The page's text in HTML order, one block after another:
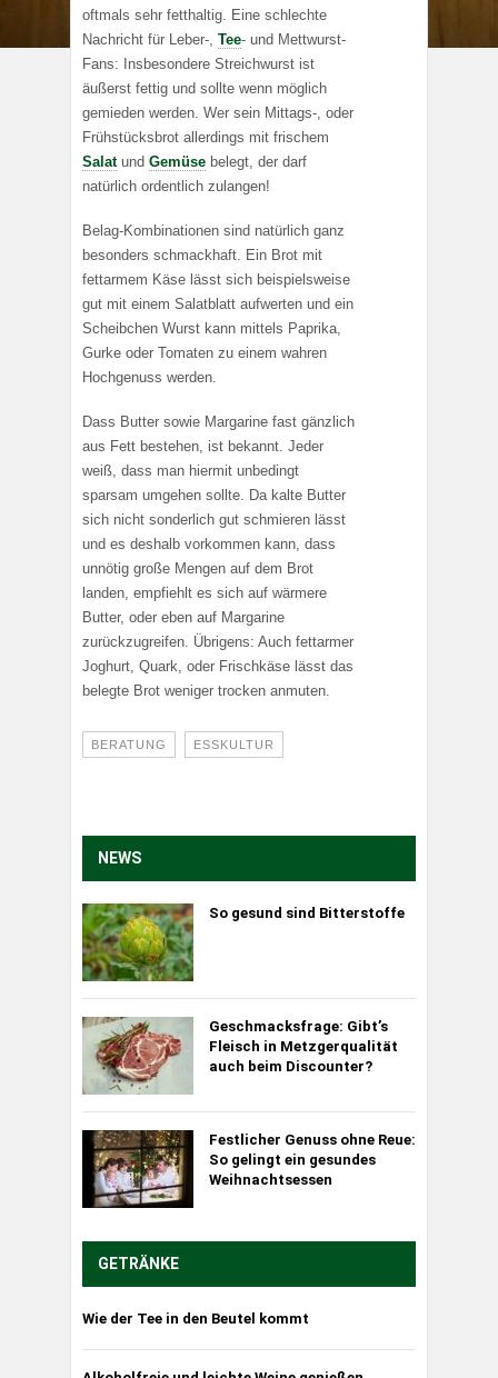
oftmals sehr fetthaltig. Eine schlechte
Nachricht für Leber-, Tee- und Mettwurst-
Fans: Insbesondere Streichwurst ist
äußerst fettig und sollte wenn möglich
gemieden werden. Wer sein Mittags-, oder
Frühstücksbrot allerdings mit frischem
Salatund Gemüse belegt, der darf
natürlich ordentlich zulangen!
Belag-Kombinationen sind natürlich ganz
besonders schmackhaft. Ein Brot mit
fettarmem Käse lässt sich beispielsweise
gut mit einem Salatblatt aufwerten und ein
Scheibchen Wurst kann mittels Paprika,
Gurke oder Tomaten zu einem wahren
Hochgenuss werden.
Dass Butter sowie Margarine fast gänzlich
aus Fett bestehen, ist bekannt. Jeder
weiß, dass man hiermit unbedingt
sparsam umgehen sollte. Da kalte Butter
sich nicht sonderlich gut schmieren lässt
und es deshalb vorkommen kann, dass
unnötig große Mengen auf dem Brot
landen, empfiehlt es sich auf wärmere
Butter, oder eben auf Margarine
zurückzugreifen. Übrigens: Auch fettarmer
Joghurt, Quark, oder Frischkäse lässt das
belegte Brot weniger trocken anmuten.
BERATUNG ESSKULTUR
NEWS
So gesund sind Bitterstoffe
Geschmacksfrage: Gibt’s
Fleisch in Metzgerqualität
auch beim Discounter?
Festlicher Genuss ohne Reue:
So gelingt ein gesundes
Weihnachtsessen
GETRÄNKE
Wie der Tee in den Beutel kommt